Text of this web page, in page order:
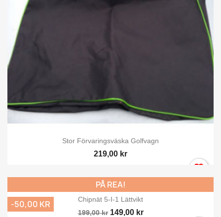
Stor Förvaringsväska Golfvagn
219,00 kr
Chipnät 5-I-1 Lättvikt
199,00 kr 149,00 kr
PÅ REA!
-50,00 KR